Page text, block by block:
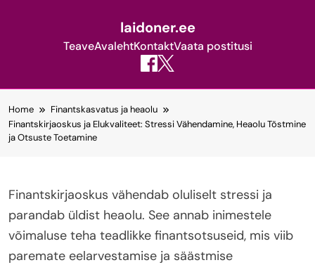
laidoner.ee
TeaveAvalehtKontaktVaata postitusi
to
content
Home
Finantskasvatus ja heaolu
Finantskirjaoskus ja Elukvaliteet: Stressi Vähendamine, Heaolu Tõstmine
ja Otsuste Toetamine
Finantskirjaoskus vähendab oluliselt stressi ja
parandab üldist heaolu. See annab inimestele
võimaluse teha teadlikke finantsotsuseid, mis viib
paremate eelarvestamise ja säästmise